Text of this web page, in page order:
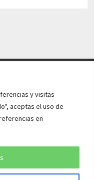
y visitas
aceptas el uso de
en